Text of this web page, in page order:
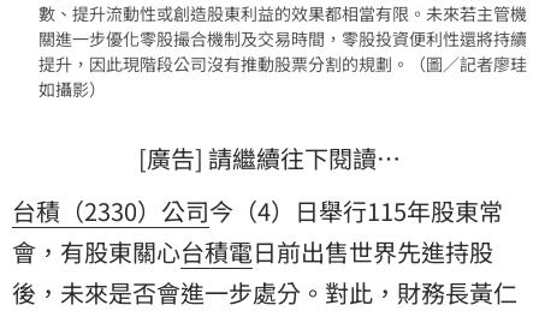
數、提升流動性或創造股東利益的效果都相當有限。未來若主管機
關進一步優化零股撮合機制及交易時間，零股投資便利性還將持續
提升，因此現階段公司沒有推動股票分割的規劃。（圖／記者廖珪
如攝影）
[廣告] 請繼續往下閱讀…
台積（2330）公司今（4）日舉行115年股東常
會，有股東關心台積電日前出售世界先進持股
後，未來是否會進一步處分。對此，財務長黃仁